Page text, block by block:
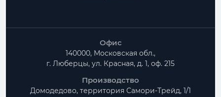
Офис
140000, Московская обл.,
г. Люберцы, ул. Красная, д. 1, оф. 215
Производство
Домодедово, территория Самори-Трейд, 1/1